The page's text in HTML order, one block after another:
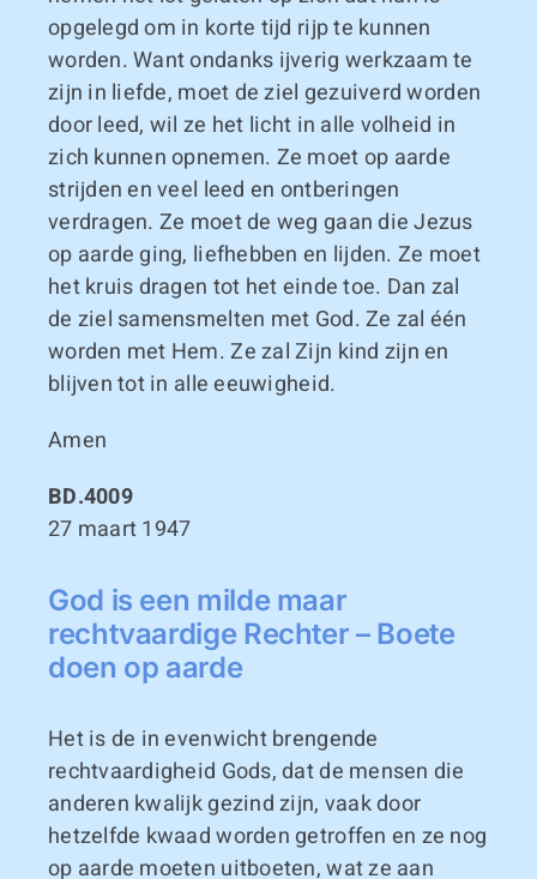
opgelegd om in korte tijd rijp te kunnen
worden. Want ondanks ijverig werkzaam te
zijn in liefde, moet de ziel gezuiverd worden
door leed, wil ze het licht in alle volheid in
zich kunnen opnemen. Ze moet op aarde
strijden en veel leed en ontberingen
verdragen. Ze moet de weg gaan die Jezus
op aarde ging, liefhebben en lijden. Ze moet
het kruis dragen tot het einde toe. Dan zal
de ziel samensmelten met God. Ze zal één
worden met Hem. Ze zal Zijn kind zijn en
blijven tot in alle eeuwigheid.
Amen
BD.4009
27 maart 1947
God is een milde maar
rechtvaardige Rechter – Boete
doen op aarde
Het is de in evenwicht brengende
rechtvaardigheid Gods, dat de mensen die
anderen kwalijk gezind zijn, vaak door
hetzelfde kwaad worden getroffen en ze nog
op aarde moeten uitboeten, wat ze aan